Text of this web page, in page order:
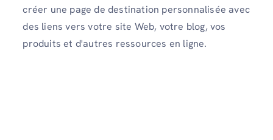
créer une page de destination personnalisée avec
des liens vers votre site Web, votre blog, vos
produits et d'autres ressources en ligne.